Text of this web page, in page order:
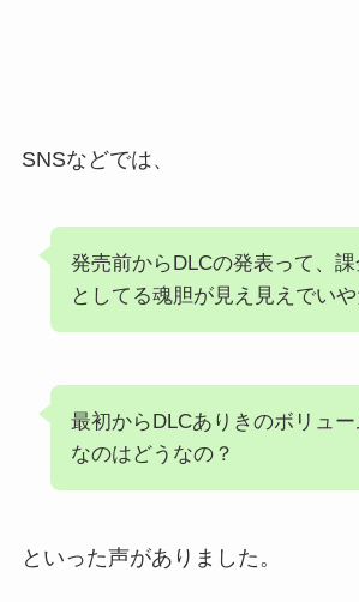
SNSなどでは、
発売前からDLCの発表って、課
としてる魂胆が見え見えでい
最初からDLCありきのボリュ
なのはどうなの？
といった声がありました。